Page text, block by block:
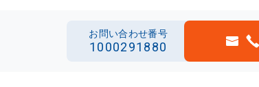
お問い合わせ番号
1000291880